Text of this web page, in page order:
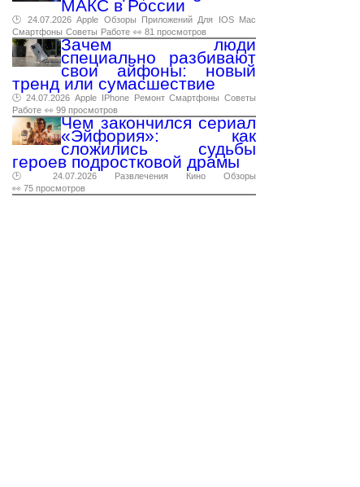
МАКС в России
🕑 24.07.2026 Apple Обзоры Приложений Для IOS
Mac
Смартфоны Советы Работе 👀 81 просмотров
Зачем люди
специально разбивают
свои айфоны: новый
тренд или сумасшествие
🕑 24.07.2026 Apple IPhone Ремонт Смартфоны Советы
Работе 👀 99 просмотров
Чем закончился сериал
«Эйфория»: как
сложились судьбы
героев подростковой драмы
🕑 24.07.2026 Развлечения Кино
Обзоры
👀 75 просмотров